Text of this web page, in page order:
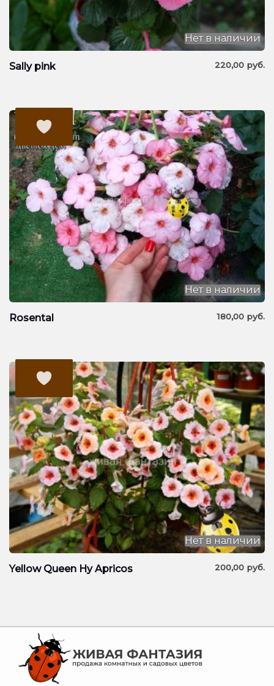
Sally pink 220,00 руб.
Нет в наличии
Rosental 180,00 руб.
Нет в наличии
Yellow Queen Hy Apricos 200,00 руб.
Нет в наличии